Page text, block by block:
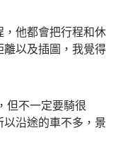
他都會把行程和休
以及插圖，我覺得
但不一定要騎很
沿途的車不多，景